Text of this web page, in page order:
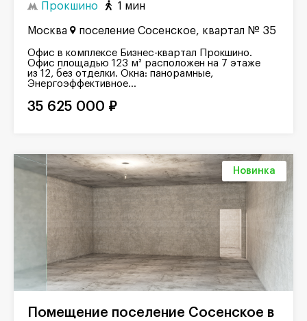
Прокшино 1 мин
Москва поселение Сосенское, квартал № 35
Офис в комплексе Бизнес-квартал Прокшино.
Офис площадью 123 м² расположен на 7 этаже
из 12, без отделки. Окна: панорамные,
Энергоэффективное...
35 625 000 ₽
Новинка
Помещение поселение Сосенское в